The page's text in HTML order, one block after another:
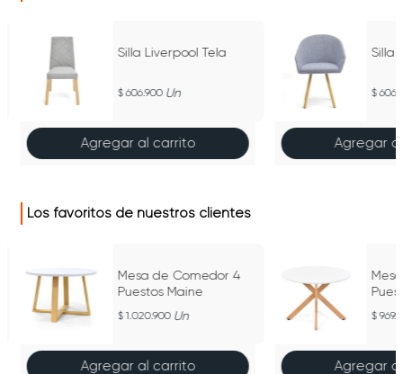
Silla Liverpool Tela
606.900 Un
Agregar al carrito
Silla
Agregar
Los favoritos de nuestros clientes
Mesa de Comedor 4
Puestos Maine
1.020.900 Un
Agregar al carrito Agregar